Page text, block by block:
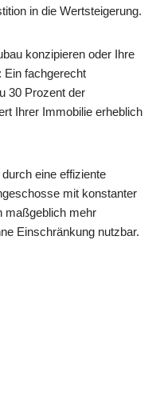
in die Wertsteigerung.
konzipieren oder Ihre
Ein fachgerecht
30 Prozent der
Ihrer Immobilie erheblich
eine effiziente
mit konstanter
maßgeblich mehr
Einschränkung nutzbar.